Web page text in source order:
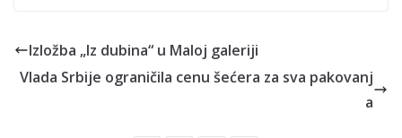
Izložba „Iz dubina“ u Maloj galeriji
Vlada Srbije ograničila cenu šećera za sva pakovanj
a